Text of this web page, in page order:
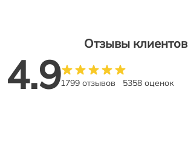
Отзывы клиентов
4.91799 отзывов 5358 оценок